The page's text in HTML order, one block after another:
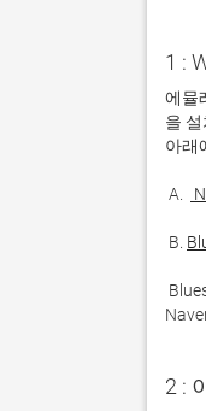
1 :
에뮬
을
A.
B.
2 :